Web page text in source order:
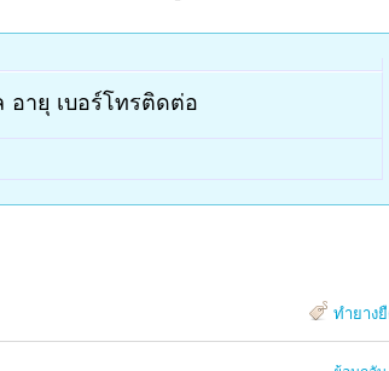
อายุ เบอร์โทรติดต่อ
ทำยาง